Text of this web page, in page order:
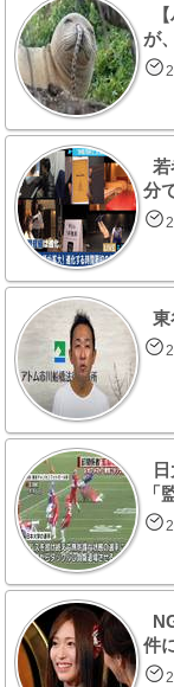
が
若
分
東
「
件